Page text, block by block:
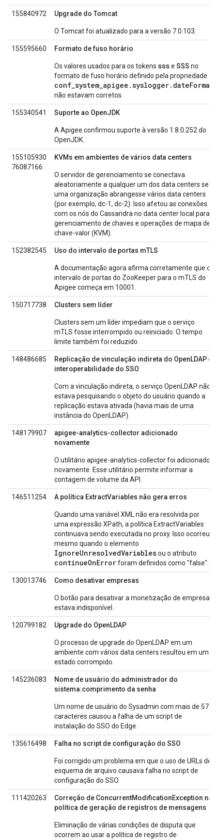
155840972 Upgrade do Tomcat
O Tomcat foi atualizado para a versão 7.0.103.
155595660 Formato de fuso horário
Os valores usados para os tokens ssse SSS no
formato de fuso horário definido pela propriedade
conf_system_apigee.syslogger.dateFormat
não estavam corretos.
155340541 Suporte ao OpenJDK
A Apigee confirmou suporte à versão 1.8.0.252 do
OpenJDK.
155105930
76087166
KVMs em ambientes de vários data centers
O servidor de gerenciamento se conectava
aleatoriamente a qualquer um dos data centers se
uma organização abrangesse vários data centers
(por exemplo, dc-1, dc-2). Isso afetou as conexões
com os nós do Cassandra no data center local para
gerenciamento de chaves e operações de mapa de
chave-valor (KVM).
152382545 Uso do intervalo de portas mTLS
A documentação agora afirma corretamente que o
intervalo de portas do ZooKeeper para o mTLS do
Apigee começa em 10001.
150717738 Clusters sem líder
Clusters sem um líder impediam que o serviço
mTLS fosse interrompido ou reiniciado. O tempo
limite também foi reduzido.
148486685
Replicação de vinculação indireta do OpenLDAP e
interoperabilidade do SSO
Com a vinculação indireta, o serviço OpenLDAP não
estava pesquisando o objeto do usuário quando a
replicação estava ativada (havia mais de uma
instância do OpenLDAP).
148179907
apigee-analytics-collector adicionado
novamente
O utilitário apigee-analytics-collector foi adicionado
novamente. Esse utilitário permite informar a
contagem de volume da API.
146511254 A política ExtractVariables não gera erros
Quando uma variável XML não era resolvida por
uma expressão XPath, a política ExtractVariables
continuava sendo executada no proxy. Isso ocorreu
mesmo quando o elemento
IgnoreUnresolvedVariablesou o atributo
continueOnErrorforam definidos como "false".
130013746 Como desativar empresas
O botão para desativar a monetização de empresas
estava indisponível.
120799182 Upgrade do OpenLDAP
O processo de upgrade do OpenLDAP em um
ambiente com vários data centers resultou em um
estado corrompido.
145236083
Nome de usuário do administrador do
sistema:comprimento da senha
Um nome de usuário do Sysadmin com mais de 57
caracteres causou a falha de um script de
instalação do SSO do Edge.
135616498 Falha no script de configuração do SSO
Foi corrigido um problema em que o uso de URLs de
esquema de arquivo causava falha no script de
configuração do SSO.
111420263
Correção de ConcurrentModificationException na
política de geração de registros de mensagens
Eliminação de várias condições de disputa que
ocorrem ao usar a política de registro de